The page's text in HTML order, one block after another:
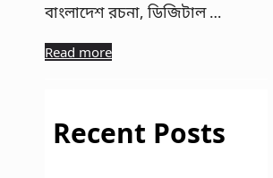
বাংলাদেশ রচনা, ডিজিটাল …
Read more
Recent Posts